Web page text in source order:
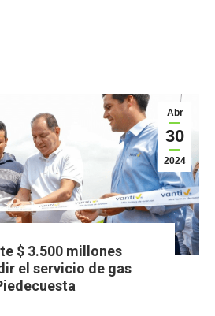
Abr
30
2024
$ 3.500 millones
el servicio de gas